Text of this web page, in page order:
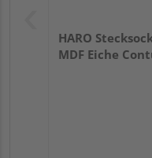
HARO
MDF Eiche